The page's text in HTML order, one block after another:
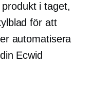
i taget,
för att
automatisera
Ecwid